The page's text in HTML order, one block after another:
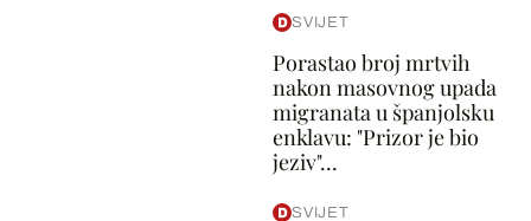
SVIJET
Porastao broj mrtvih
nakon masovnog upada
migranata u španjolsku
enklavu: "Prizor je bio
jeziv"...
SVIJET